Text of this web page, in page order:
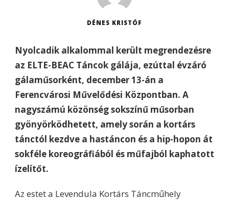
DÉNES KRISTÓF
Nyolcadik alkalommal került megrendezésre
az ELTE-BEAC Táncok gálája, ezúttal évzáró
gálaműsorként, december 13-án a
Ferencvárosi Művelődési Központban. A
nagyszámú közönség sokszínű műsorban
gyönyörködhetett, amely során a kortárs
tánctól kezdve a hastáncon és a hip-hopon át
sokféle koreográfiából és műfajból kaphatott
ízelítőt.
Az estet a Levendula Kortárs Táncműhely